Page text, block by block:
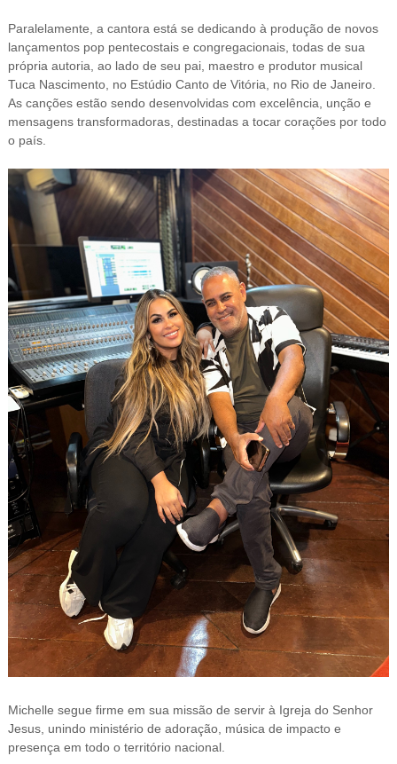
Paralelamente, a cantora está se dedicando à produção de novos
lançamentos pop pentecostais e congregacionais, todas de sua
própria autoria, ao lado de seu pai, maestro e produtor musical
Tuca Nascimento, no Estúdio Canto de Vitória, no Rio de Janeiro.
As canções estão sendo desenvolvidas com excelência, unção e
mensagens transformadoras, destinadas a tocar corações por todo
o país.
Michelle segue firme em sua missão de servir à Igreja do Senhor
Jesus, unindo ministério de adoração, música de impacto e
presença em todo o território nacional.